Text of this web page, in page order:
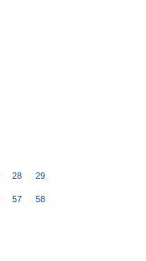
28 29
57 58